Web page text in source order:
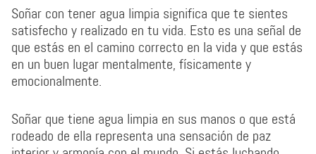
Soñar con tener agua limpia significa que te sientes
satisfecho y realizado en tu vida. Esto es una señal de
que estás en el camino correcto en la vida y que estás
en un buen lugar mentalmente, físicamente y
emocionalmente.
Soñar que tiene agua limpia en sus manos o que está
rodeado de ella representa una sensación de paz